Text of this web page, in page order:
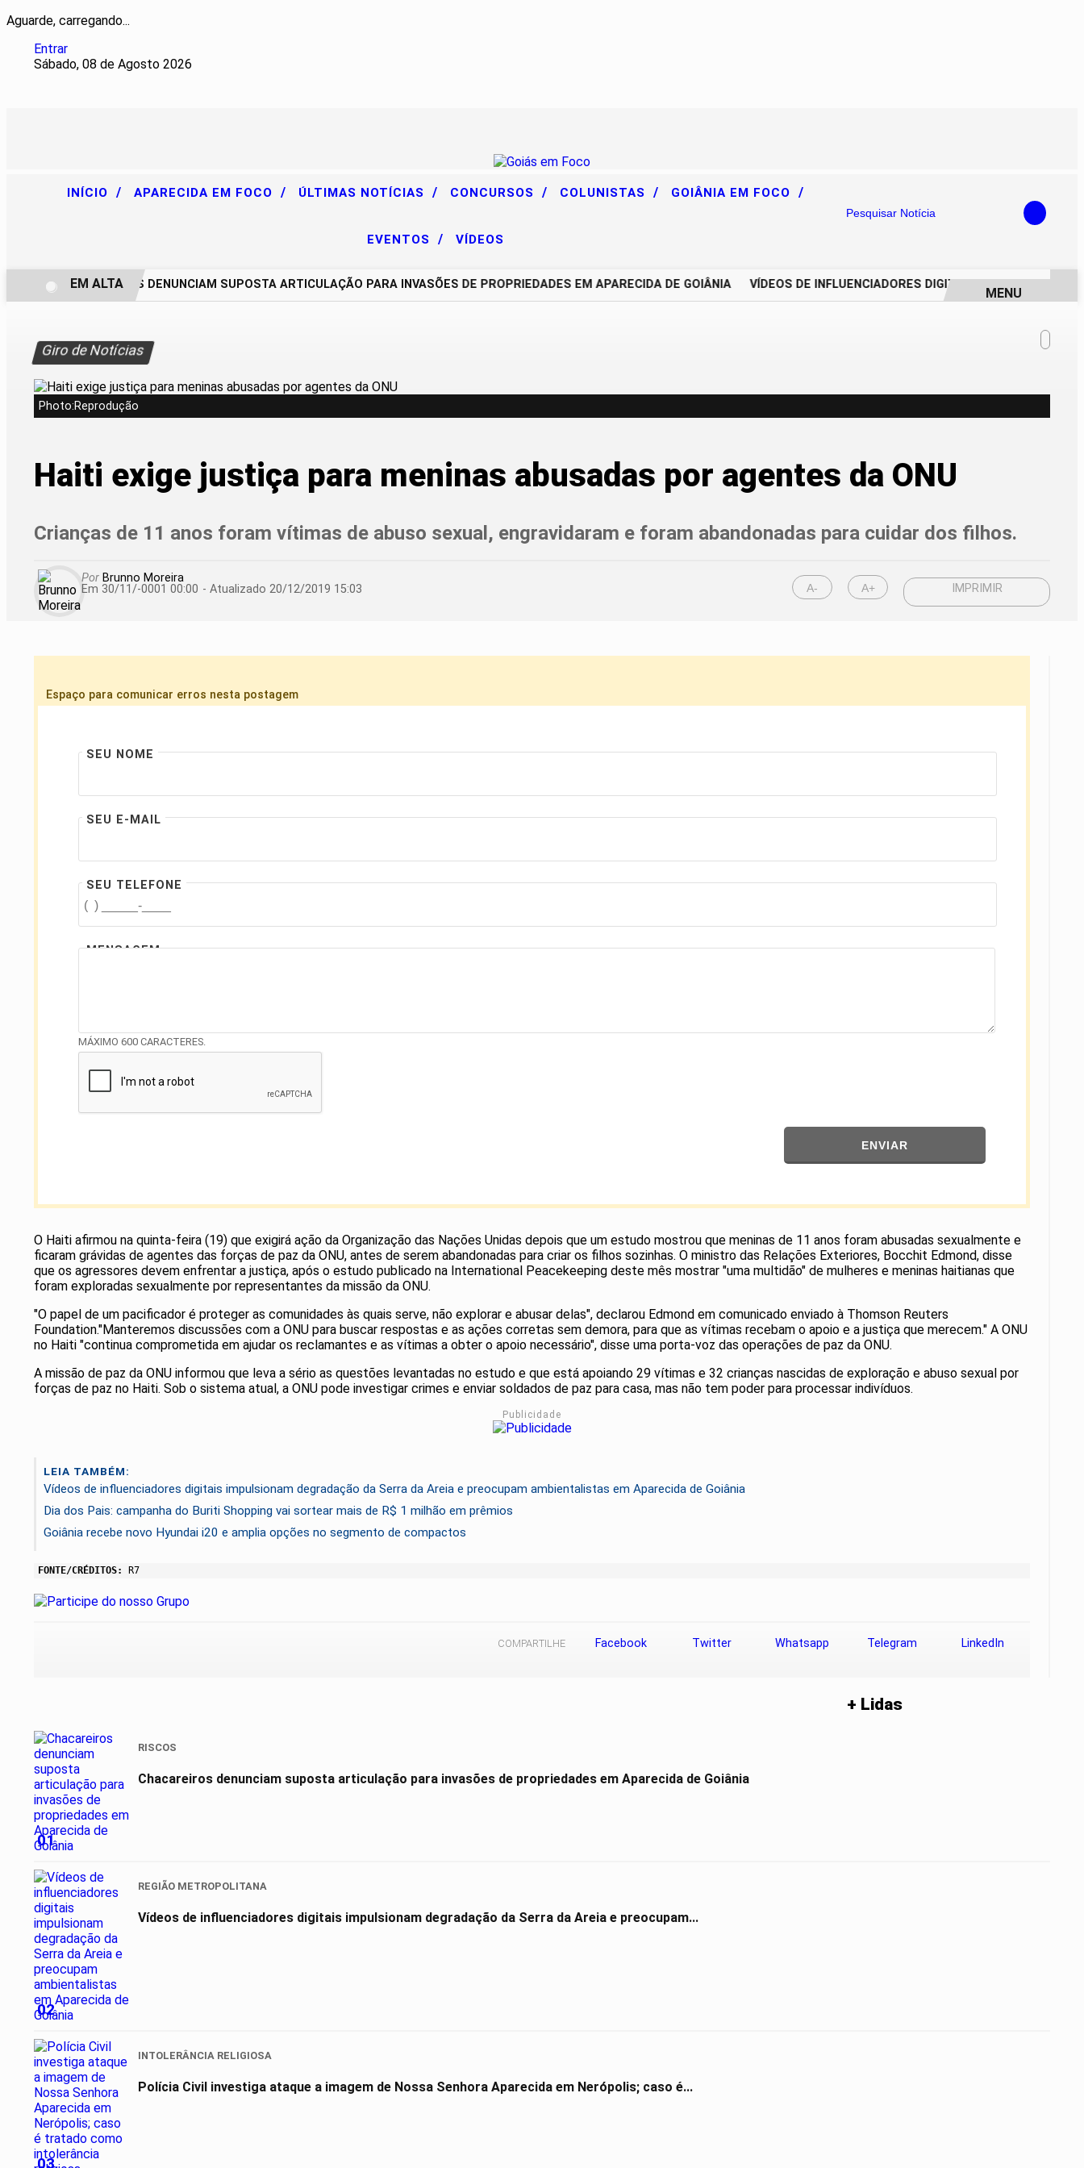
Aguarde, carregando...
Entrar
Sábado, 08 de Agosto 2026
Pesquisar Notícia
INÍCIO / APARECIDA EM FOCO / ÚLTIMAS NOTÍCIAS / CONCURSOS / COLUNISTAS / GOIÂNIA EM FOCO /
EVENTOS / VÍDEOS
CHACAREIROS DENUNCIAM SUPOSTA ARTICULAÇÃO PARA INVASÕES DE PROPRIEDADES EM APARECIDA DE GOIÂNIA VÍDEOS DE INFLUENCIADORES DIGITAIS IMPULSIONAM
EM ALTA
MENU
Giro de Notícias
Photo:Reprodução
Haiti exige justiça para meninas abusadas por agentes da ONU
Crianças de 11 anos foram vítimas de abuso sexual, engravidaram e foram abandonadas para cuidar dos filhos.
Por Brunno Moreira
Em 30/11/-0001 00:00 - Atualizado 20/12/2019 15:03 A- A+ IMPRIMIR
Espaço para comunicar erros nesta postagem
SEU NOME
SEU E-MAIL
SEU TELEFONE
MENSAGEM
MÁXIMO 600 CARACTERES.
ENVIAR
O Haiti afirmou na quinta-feira (19) que exigirá ação da Organização das Nações Unidas depois que um estudo mostrou que meninas de 11 anos foram abusadas sexualmente e
ficaram grávidas de agentes das forças de paz da ONU, antes de serem abandonadas para criar os filhos sozinhas. O ministro das Relações Exteriores, Bocchit Edmond, disse
que os agressores devem enfrentar a justiça, após o estudo publicado na International Peacekeeping deste mês mostrar "uma multidão" de mulheres e meninas haitianas que
foram exploradas sexualmente por representantes da missão da ONU.
"O papel de um pacificador é proteger as comunidades às quais serve, não explorar e abusar delas", declarou Edmond em comunicado enviado à Thomson Reuters
Foundation."Manteremos discussões com a ONU para buscar respostas e as ações corretas sem demora, para que as vítimas recebam o apoio e a justiça que merecem." A ONU
no Haiti "continua comprometida em ajudar os reclamantes e as vítimas a obter o apoio necessário", disse uma porta-voz das operações de paz da ONU.
A missão de paz da ONU informou que leva a sério as questões levantadas no estudo e que está apoiando 29 vítimas e 32 crianças nascidas de exploração e abuso sexual por
forças de paz no Haiti. Sob o sistema atual, a ONU pode investigar crimes e enviar soldados de paz para casa, mas não tem poder para processar indivíduos.
Publicidade
LEIA TAMBÉM:
Vídeos de influenciadores digitais impulsionam degradação da Serra da Areia e preocupam ambientalistas em Aparecida de Goiânia
Dia dos Pais: campanha do Buriti Shopping vai sortear mais de R$ 1 milhão em prêmios
Goiânia recebe novo Hyundai i20 e amplia opções no segmento de compactos
FONTE/CRÉDITOS: R7
COMPARTILHE Facebook Twitter Whatsapp Telegram LinkedIn
+ Lidas
01
RISCOS
Chacareiros denunciam suposta articulação para invasões de propriedades em Aparecida de Goiânia
02
REGIÃO METROPOLITANA
Vídeos de influenciadores digitais impulsionam degradação da Serra da Areia e preocupam...
03
INTOLERÂNCIA RELIGIOSA
Polícia Civil investiga ataque a imagem de Nossa Senhora Aparecida em Nerópolis; caso é...